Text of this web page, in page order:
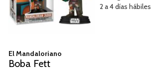
2 a 4 días hábiles
El Mandaloriano
Boba Fett